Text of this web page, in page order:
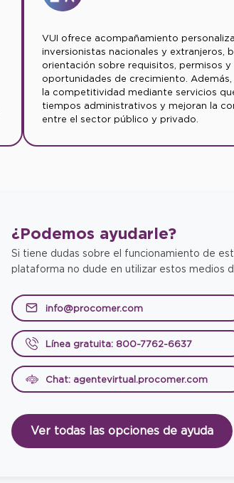
VUI ofrece acompañamiento
inversionistas nacionales y extranjeros,
orientación sobre requisitos, permisos y
oportunidades de crecimiento.
la competitividad mediante servicios
tiempos administrativos y mejoran la
entre el sector público y privado.
¿Podemos ayudarle?
Si tiene dudas sobre el funcionamiento de
plataforma no dude en utilizar estos medios
info@procomer.com
Línea gratuita: 800-7762-6637
Chat: agentevirtual.procomer.com
Ver todas las opciones de ayuda